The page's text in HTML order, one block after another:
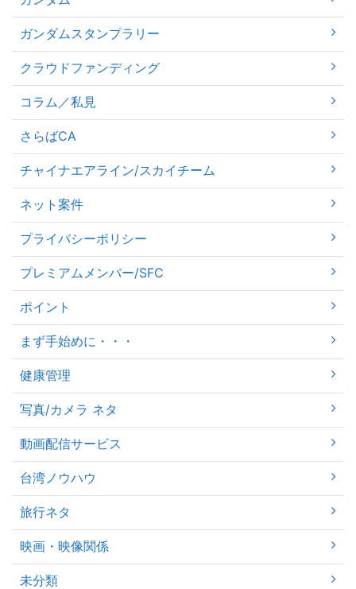
ガンダムスタンプラリー
クラウドファンディング
コラム／私見
さらばCA
チャイナエアライン/スカイチーム
ネット案件
プライバシーポリシー
プレミアムメンバー/SFC
ポイント
まず手始めに・・・
健康管理
写真/カメラ ネタ
動画配信サービス
台湾ノウハウ
旅行ネタ
映画・映像関係
未分類